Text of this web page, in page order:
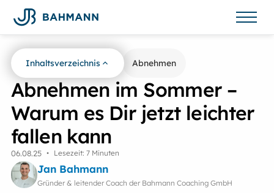
Zurück zur Übersicht Abnehmen
Abnehmen im Sommer –
Warum es Dir jetzt leichter
fallen kann
06.08.25 • Lesezeit: 7 Minuten
Jan Bahmann
Gründer & leitender Coach der Bahmann Coaching GmbH
Inhaltsverzeichnis